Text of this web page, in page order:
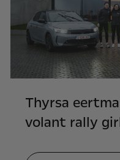
Thyrsa
volant rally